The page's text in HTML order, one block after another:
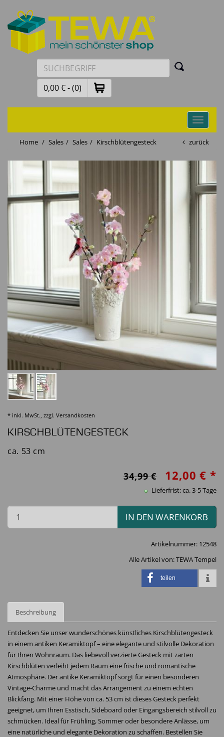
0,00 € - (0)
Toggle
Home
Sales Sales Kirschblütengesteck zurück
* inkl. MwSt., zzgl. Versandkosten
KIRSCHBLÜTENGESTECK
ca. 53 cm
34,99 € 12,00 € *
Lieferfrist: ca. 3-5 Tage
IN DEN WARENKORB
Artikelnummer: 12548
Alle Artikel von:TEWA Tempel
teilen
Beschreibung
Entdecken Sie unser wunderschönes künstliches Kirschblütengesteck
in einem antiken Keramiktopf – eine elegante und stilvolle Dekoration
für Ihren Wohnraum. Das liebevoll verzierte Gesteck mit zarten
Kirschblüten verleiht jedem Raum eine frische und romantische
Atmosphäre. Der antike Keramiktopf sorgt für einen besonderen
Vintage-Charme und macht das Arrangement zu einem echten
Blickfang. Mit einer Höhe von ca. 53 cm ist dieses Gesteck perfekt
geeignet, um Ihren Esstisch, Sideboard oder Eingangsbereich stilvoll zu
schmücken. Ideal für Frühling, Sommer oder besondere Anlässe, um
eine natürliche und elegante Dekoration zu schaffen. Bestellen Sie